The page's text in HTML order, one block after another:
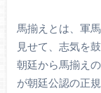
馬揃えとは、軍
見せて、志気を
朝廷から馬揃え
が朝廷公認の正